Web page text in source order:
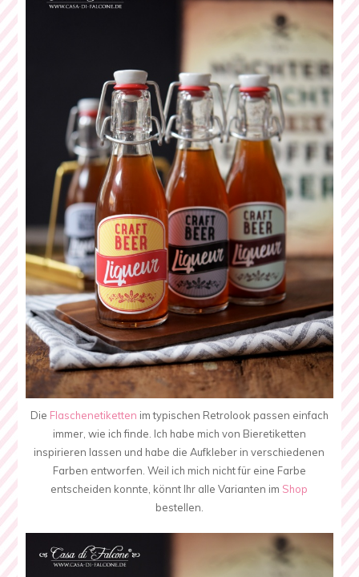
Die Flaschenetiketten im typischen Retrolook passen einfach
immer, wie ich finde. Ich habe mich von Bieretiketten
inspirieren lassen und habe die Aufkleber in verschiedenen
Farben entworfen. Weil ich mich nicht für eine Farbe
entscheiden konnte, könnt Ihr alle Varianten im Shop
bestellen.